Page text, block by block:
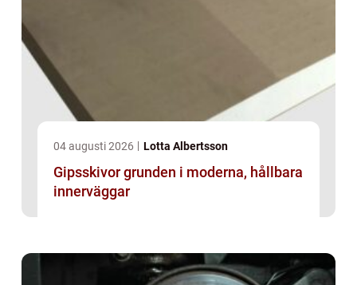
04 augusti 2026 Lotta Albertsson
Gipsskivor grunden i moderna, hållbara
innerväggar